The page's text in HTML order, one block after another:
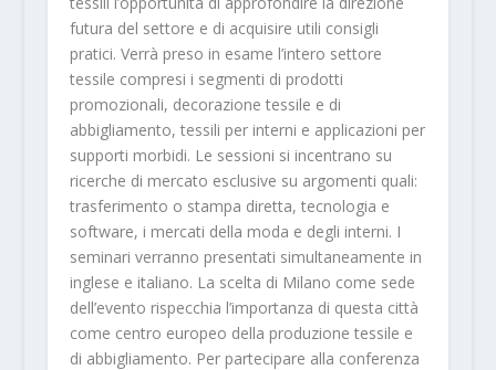
futura del settore e di acquisire utili consigli
pratici. Verrà preso in esame l’intero settore
tessile compresi i segmenti di prodotti
promozionali, decorazione tessile e di
abbigliamento, tessili per interni e applicazioni per
supporti morbidi. Le sessioni si incentrano su
ricerche di mercato esclusive su argomenti quali:
trasferimento o stampa diretta, tecnologia e
software, i mercati della moda e degli interni. I
seminari verranno presentati simultaneamente in
inglese e italiano. La scelta di Milano come sede
dell’evento rispecchia l’importanza di questa città
come centro europeo della produzione tessile e
di abbigliamento. Per partecipare alla conferenza